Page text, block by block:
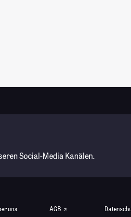
Social-Media Kanälen.
uns AGB